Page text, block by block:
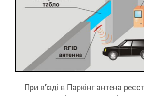
При в’їзді в Паркінг антена